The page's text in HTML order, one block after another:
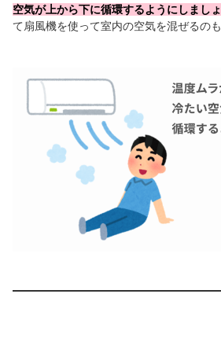
空気が上から下に循環するようにしましょ
て扇風機を使って室内の空気を混ぜるのも